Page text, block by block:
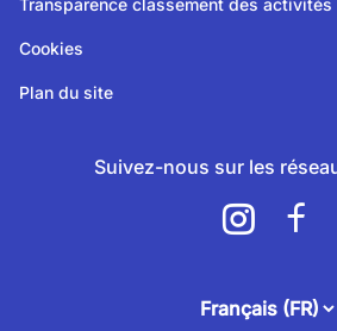
Transparence classement des activités
Cookies
Plan du site
Suivez-nous sur les